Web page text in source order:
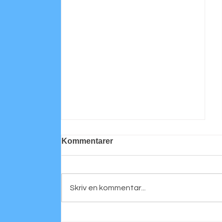
Personligt porträtt
Kommentarer
Skriv en kommentar...